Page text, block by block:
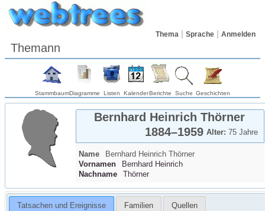
Thema Sprache Anmelden
Themann
StammbaumDiagramme Listen KalenderBerichte Suche Geschichten
Bernhard Heinrich Thörner
Alter: 75 Jahre
1884–1959
Name Bernhard Heinrich Thörner
Vornamen
Bernhard Heinrich
Nachname
Thörner
Tatsachen und Ereignisse Familien Quellen